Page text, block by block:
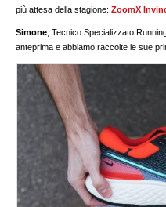
più attesa della stagione:ZoomX
Simone , Tecnico Specializzato
anteprima e abbiamo raccolte le sue